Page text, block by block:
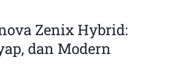
Zenix Hybrid:
dan Modern